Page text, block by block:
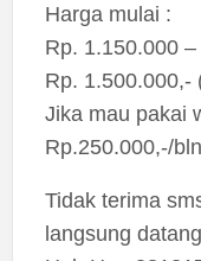
Harga mulai :
Rp. 1.150.000
Rp. 1.500.000,-
Jika mau pakai
Rp.250.000,-/bln
Tidak terima
langsung